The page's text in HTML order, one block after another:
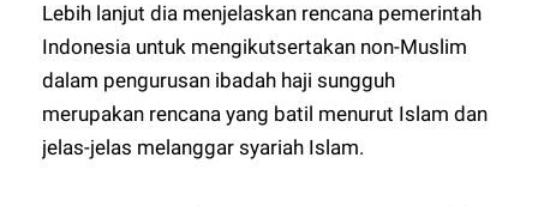
Lebih lanjut dia menjelaskan rencana pemerintah
Indonesia untuk mengikutsertakan non-Muslim
dalam pengurusan ibadah haji sungguh
merupakan rencana yang batil menurut Islam dan
jelas-jelas melanggar syariah Islam.